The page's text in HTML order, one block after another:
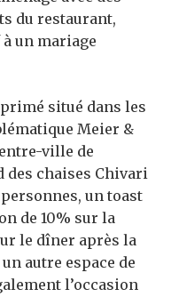
du restaurant,
un mariage
situé dans les
Meier &
ville de
des chaises Chivari
un toast
de 10% sur la
le dîner après la
autre espace de
l’occasion